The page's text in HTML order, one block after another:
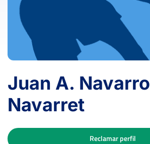
Juan A. Navarro
Navarret
Reclamar perfil